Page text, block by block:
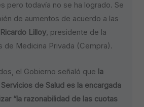
pero todavía no se ha logrado. Se
de aumentos de acuerdo a las
Ricardo Lilloy, presidente de la
de Medicina Privada (Cempra).
el Gobierno señaló que la
de Salud es la encargada
“la razonabilidad de las cuotas